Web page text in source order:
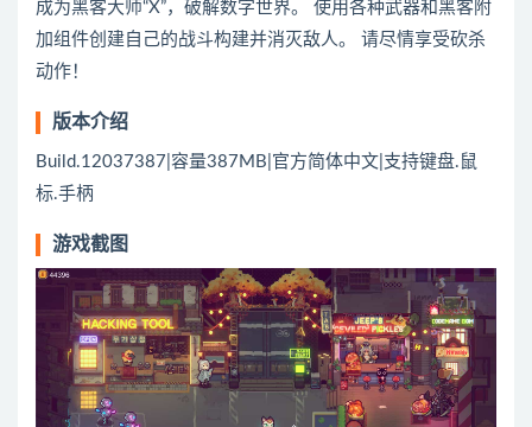
成为黑客大师“X”，破解数字世界。 使用各种武器和黑客附
加组件创建自己的战斗构建并消灭敌人。 请尽情享受砍杀
动作！
版本介绍
Build.12037387|容量387MB|官方简体中文|支持键盘.鼠
标.手柄
游戏截图